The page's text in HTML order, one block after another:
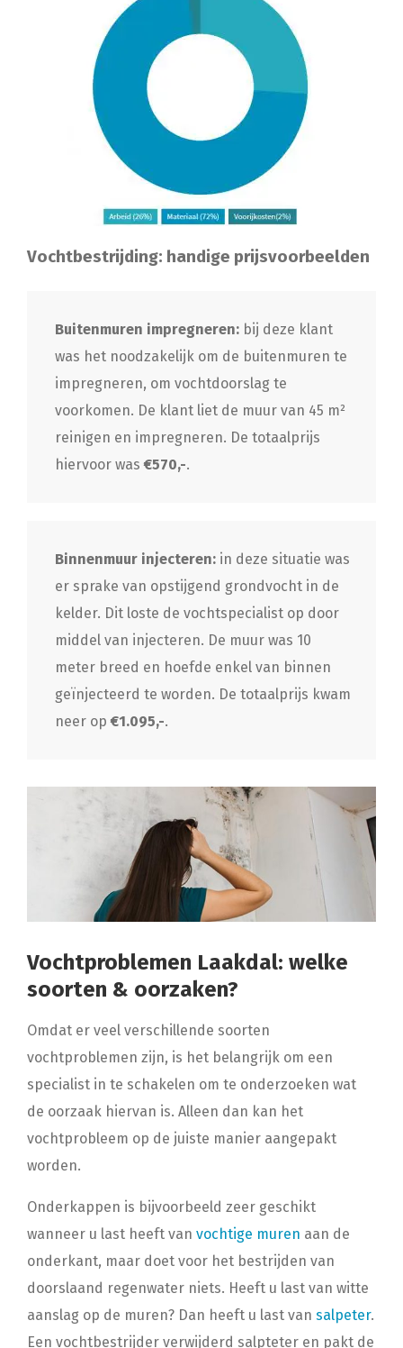
Vochtbestrijding: handige prijsvoorbeelden
Buitenmuren impregneren: bij deze klant
was het noodzakelijk om de buitenmuren te
impregneren, om vochtdoorslag te
voorkomen. De klant liet de muur van 45 m²
reinigen en impregneren. De totaalprijs
hiervoor was€570,-.
Binnenmuur injecteren: in deze situatie was
er sprake van opstijgend grondvocht in de
kelder. Dit loste de vochtspecialist op door
middel van injecteren. De muur was 10
meter breed en hoefde enkel van binnen
geïnjecteerd te worden. De totaalprijs kwam
neer op€1.095,-.
Vochtproblemen Laakdal: welke
soorten & oorzaken?
Omdat er veel verschillende soorten
vochtproblemen zijn, is het belangrijk om een
specialist in te schakelen om te onderzoeken wat
de oorzaak hiervan is. Alleen dan kan het
vochtprobleem op de juiste manier aangepakt
worden.
Onderkappen is bijvoorbeeld zeer geschikt
wanneer u last heeft van vochtige muren aan de
onderkant, maar doet voor het bestrijden van
doorslaand regenwater niets. Heeft u last van witte
aanslag op de muren? Dan heeft u last van salpeter.
Een vochtbestrijder verwijderd salpteter en pakt de